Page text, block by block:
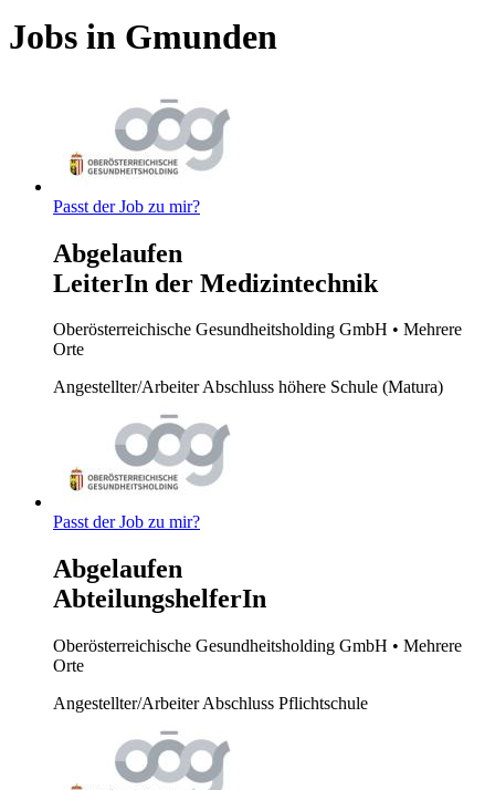
Jobs in Gmunden
Passt der Job zu mir?
Abgelaufen
LeiterIn der Medizintechnik
Oberösterreichische Gesundheitsholding GmbH • Mehrere
Orte
Angestellter/ArbeiterAbschluss höhere Schule (Matura)
Passt der Job zu mir?
Abgelaufen
AbteilungshelferIn
Oberösterreichische Gesundheitsholding GmbH • Mehrere
Orte
Angestellter/ArbeiterAbschluss Pflichtschule